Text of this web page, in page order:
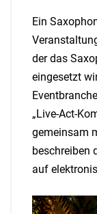
Ein
der das
eingesetzt
„Live-Act-
gemeinsam
beschreiben
auf